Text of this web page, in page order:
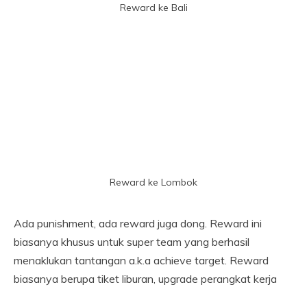
Reward ke Bali
Reward ke Lombok
Ada punishment, ada reward juga dong. Reward ini
biasanya khusus untuk super team yang berhasil
menaklukan tantangan a.k.a achieve target. Reward
biasanya berupa tiket liburan, upgrade perangkat kerja